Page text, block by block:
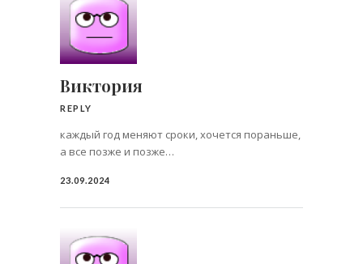
Виктория
REPLY
каждый год меняют сроки, хочется пораньше,
а все позже и позже…
23.09.2024